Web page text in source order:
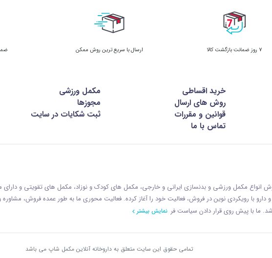
7 روز ضمانت بازگشت کالا ارسال با سریع ترین روش ممکن
خرید اقساطی
مکمل ورزشی
روش های ارسال
مجوزها
قوانین و مقررات
ثبت شکایات در سایت
تماس با ما
انواع مکمل ورزشی و بدنسازی ایرانی و خارجی، مکمل های کودک و نوزاد، مکمل های تقویتی و
شماره 143/1400/14113 از سازمان غذا و دارو با رويکردی نوين در فروش، فعاليت خود را آغاز کرده. فعاليت محوری ما به طور عمده فروش،
ما با پيش روی قرار دادن سياست فر نمایش بیشتر
تمامی حقوق این سایت متعلق به داروخانه آنلاین مکمل شاپ می باشد